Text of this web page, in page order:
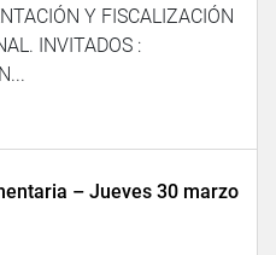
Y FISCALIZACIÓN
INVITADOS :
– Jueves 30 marzo